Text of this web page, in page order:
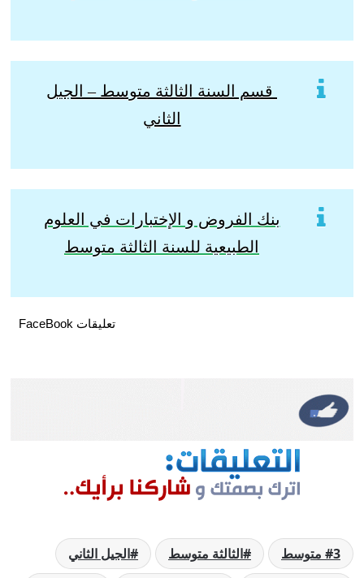
قسم السنة الثالثة متوسط – الجيل
الثاني
بنك الفروض و الإختبارات في العلوم
الطبيعية للسنة الثالثة متوسط
تعليقات FaceBook
3 متوسط الثالثة متوسط
الجيل الثاني